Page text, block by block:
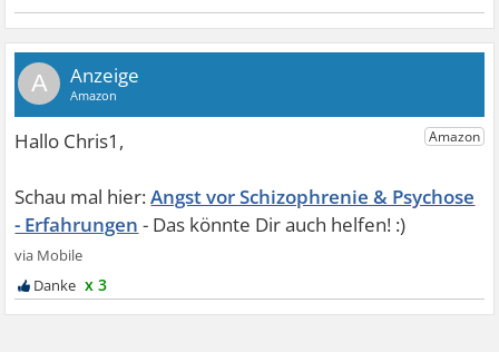
A
Angst vor Schizophrenie & Psychose
- Erfahrungen
x 3